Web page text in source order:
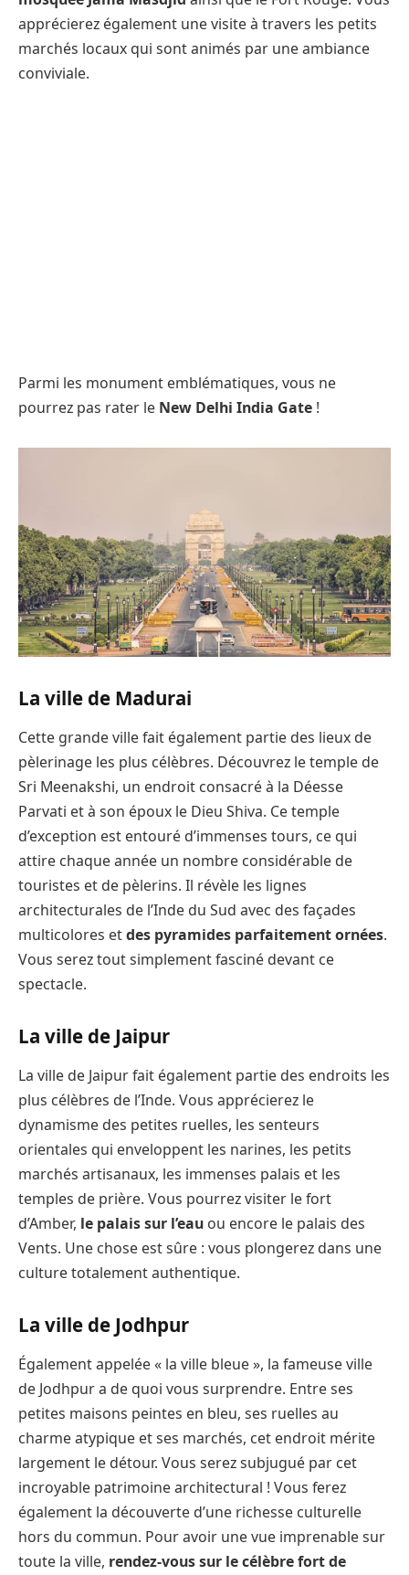
apprécierez également une visite à travers les petits
marchés locaux qui sont animés par une ambiance
conviviale.
Parmi les monument emblématiques, vous ne
pourrez pas rater le New Delhi India Gate !
La ville de Madurai
Cette grande ville fait également partie des lieux de
pèlerinage les plus célèbres. Découvrez le temple de
Sri Meenakshi, un endroit consacré à la Déesse
Parvati et à son époux le Dieu Shiva. Ce temple
d’exception est entouré d’immenses tours, ce qui
attire chaque année un nombre considérable de
touristes et de pèlerins. Il révèle les lignes
architecturales de l’Inde du Sud avec des façades
multicolores etdes pyramides parfaitement ornées.
Vous serez tout simplement fasciné devant ce
spectacle.
La ville de Jaipur
La ville de Jaipur fait également partie des endroits les
plus célèbres de l’Inde. Vous apprécierez le
dynamisme des petites ruelles, les senteurs
orientales qui enveloppent les narines, les petits
marchés artisanaux, les immenses palais et les
temples de prière. Vous pourrez visiter le fort
d’Amber, le palais sur l’eau ou encore le palais des
Vents. Une chose est sûre : vous plongerez dans une
culture totalement authentique.
La ville de Jodhpur
Également appelée « la ville bleue », la fameuse ville
de Jodhpur a de quoi vous surprendre. Entre ses
petites maisons peintes en bleu, ses ruelles au
charme atypique et ses marchés, cet endroit mérite
largement le détour. Vous serez subjugué par cet
incroyable patrimoine architectural ! Vous ferez
également la découverte d’une richesse culturelle
hors du commun. Pour avoir une vue imprenable sur
toute la ville, rendez-vous sur le célèbre fort de